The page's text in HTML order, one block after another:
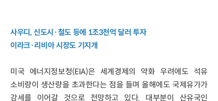
사우디, 신도시·철도 등에 1조3천억 달러 투자
이라크·리비아 시장도 기지개
미국 에너지정보청(EIA)은 세계경제의 약화 우려에도 석유
소비량이 생산량을 초과한다는 점을 들며 올해에도 국제유가가
강세를 이어갈 것으로 전망하고 있다. 대부분이 산유국인